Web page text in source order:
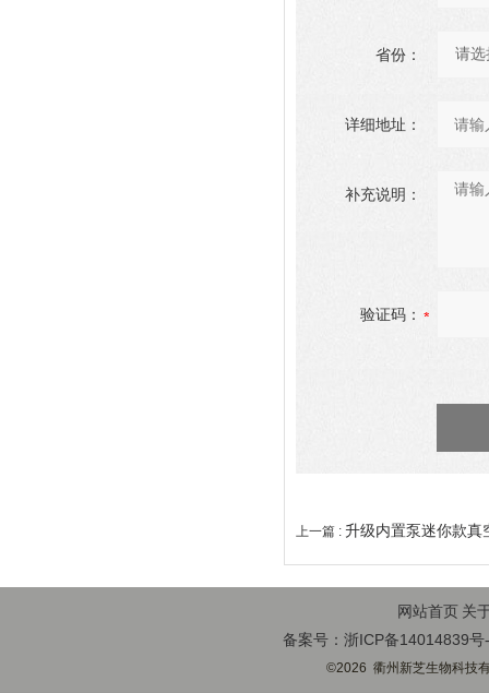
省份：
详细地址：
补充说明：
验证码：
上一篇 : 升级内置泵迷你款真
网站首页 关
备案号：浙ICP备14014839号
©2026 衢州新芝生物科技